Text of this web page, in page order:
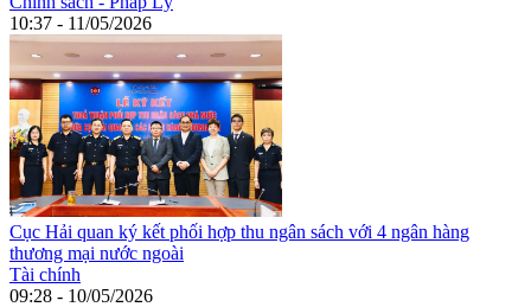
10:37 - 11/05/2026
Cục Hải quan ký kết phối hợp thu ngân sách với 4 ngân hàng
thương mại nước ngoài
Tài chính
09:28 - 10/05/2026